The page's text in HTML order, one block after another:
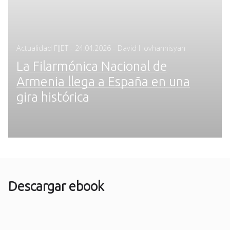
Actualidad FIJET - Posted
24.04.2026 - David Hovhannisyan
La Filarmónica Nacional de
Armenia llega a España en una
gira histórica
Descargar ebook